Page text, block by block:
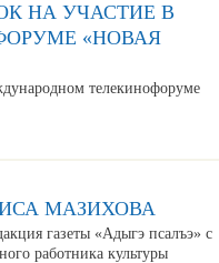
НА УЧАСТИЕ В
«НОВАЯ
телекинофоруме
МАЗИХОВА
газеты «Адыгэ псалъэ» с
работника культуры